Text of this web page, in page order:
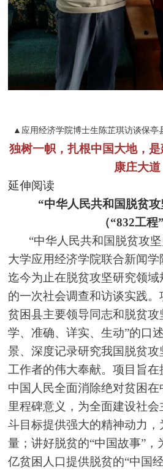
▲应用经济学院博士生陈芷琪访谈保亭
独树一帜，扎根中国大地，
康庄大道
延伸阅读
“中华人民共和国脱贫攻
（“832工程”
“中华人民共和国脱贫攻
大学应用经济学院联合新闻
迄今为止在脱贫攻坚研究领
的一次社会调查和访谈实践
贫困县主要领导同志和脱贫攻
学、准确、详实、生动”的口
景、深度记录研究我国脱贫
工作者的伟大奉献。项目旨
中国人民全面消除绝对贫困
里程碑意义，为全面建设社
斗目标提供强大的精神动力
量；讲好脱贫的“中国故事”，
亿贫困人口提供脱贫的“中国